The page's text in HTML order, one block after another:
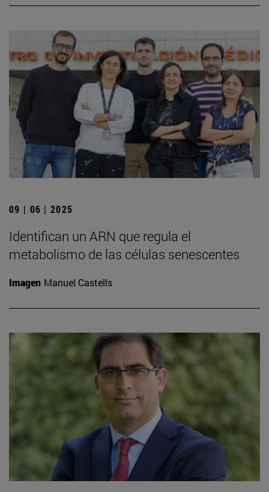
09 | 06 | 2025
Identifican un ARN que regula el
metabolismo de las células senescentes
Imagen Manuel Castells